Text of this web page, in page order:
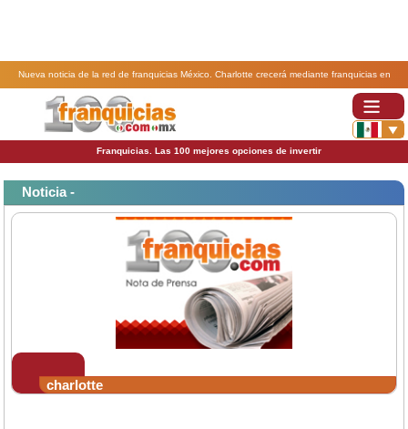
Nueva noticia de la red de franquicias México. Charlotte crecerá mediante franquicias en
Franquicias. Las 100 mejores opciones de invertir
Noticia -
charlotte